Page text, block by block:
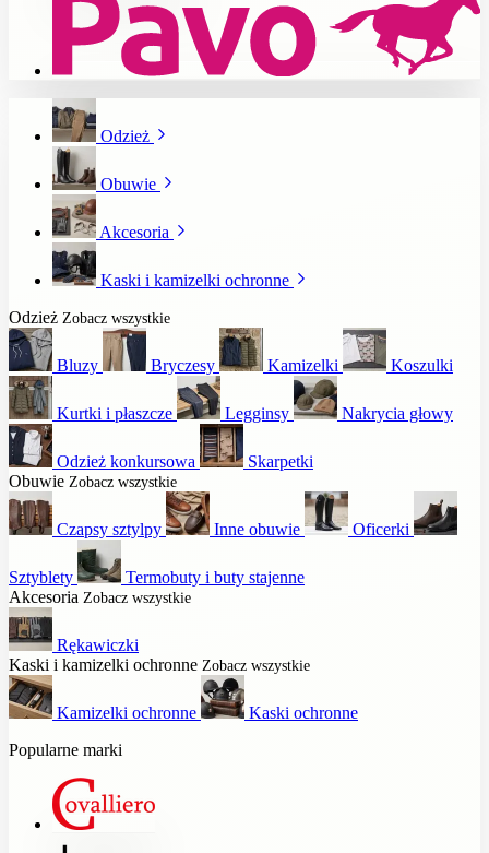
Odzież
Obuwie
Akcesoria
Kaski i kamizelki ochronne
Odzież Zobacz wszystkie
Bluzy Bryczesy Kamizelki Koszulki
Kurtki i płaszcze Legginsy Nakrycia głowy
Odzież konkursowa
Skarpetki
Obuwie Zobacz wszystkie
Czapsy sztylpy Inne obuwie Oficerki
Sztyblety
Termobuty i buty stajenne
Akcesoria Zobacz wszystkie
Rękawiczki
Kaski i kamizelki ochronne Zobacz wszystkie
Kamizelki ochronne
Kaski ochronne
Popularne marki